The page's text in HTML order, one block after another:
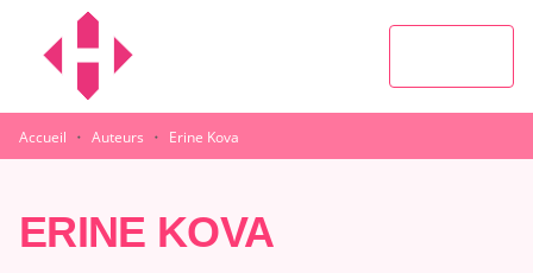
MENU
Accueil · Auteurs · Erine Kova
ERINE KOVA